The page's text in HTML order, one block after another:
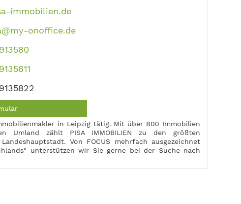
immobilien.de
onoffice.de
in Leipzig tätig. Mit über 800 Immobilien
Umland zählt PISA IMMOBILIEN zu den größten
Von FOCUS mehrfach ausgezeichnet
unterstützen wir Sie gerne bei der Suche nach